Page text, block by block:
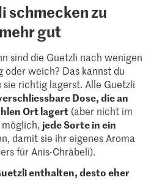
schmecken zu
gut
sind die Guetzli nach wenigen
oder weich? Das kannst du
richtig lagerst. Alle Guetzli
Dose, die an
Ort lagert (aber nicht im
jede Sorte in ein
damit sie ihr eigenes Aroma
für Anis-Chräbeli).
enthalten, desto eher